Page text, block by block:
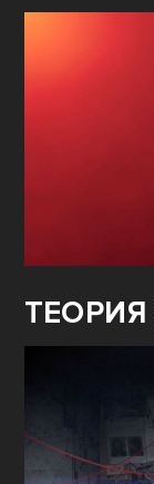
ТЕОРИЯ